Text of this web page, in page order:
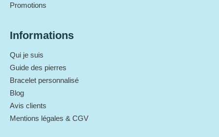
Promotions
Informations
Qui je suis
Guide des pierres
Bracelet personnalisé
Blog
Avis clients
Mentions légales & CGV